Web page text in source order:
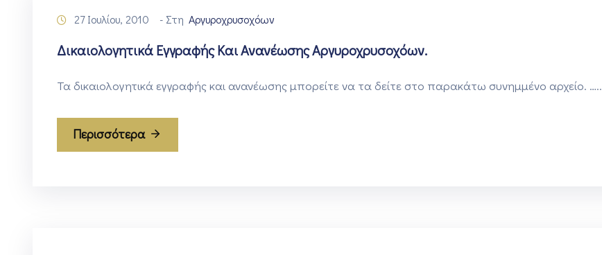
27 Ιουλίου, 2010 - Στη Αργυροχρυσοχόων
Δικαιολογητικά Εγγραφής Και Ανανέωσης Αργυροχρυσοχόων.
Τα δικαιολογητικά εγγραφής και ανανέωσης μπορείτε να τα δείτε στο παρακάτω συνημμένο αρχείο. …..
Περισσότερα